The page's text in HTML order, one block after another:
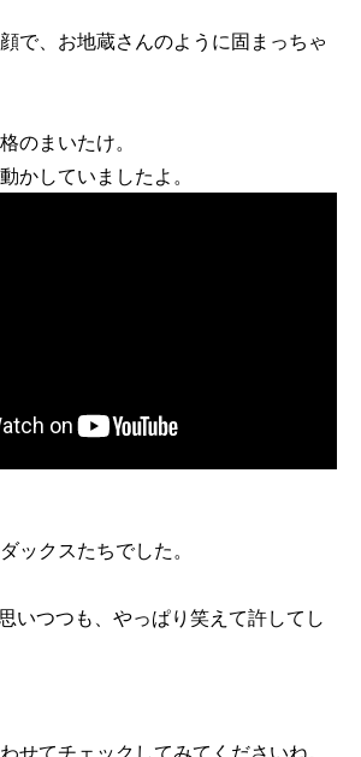
で、お地蔵さんのように固まっちゃ
のまいたけ。
かしていましたよ。
ックスたちでした。
いつつも、やっぱり笑えて許してし
せてチェックしてみてくださいね。